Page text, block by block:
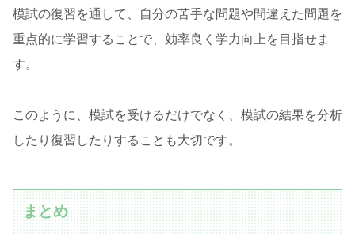
模試の復習を通して、自分の苦手な問題や間違えた問題を
重点的に学習することで、効率良く学力向上を目指せま
す。
このように、模試を受けるだけでなく、模試の結果を分析
したり復習したりすることも大切です。
まとめ